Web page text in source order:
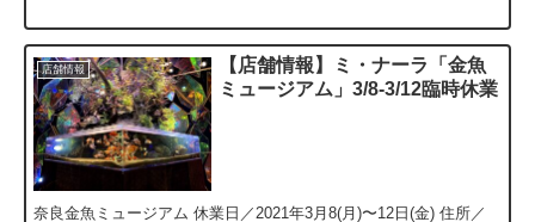
店舗情報
【店舗情報】ミ・ナーラ「金魚
ミュージアム」3/8-3/12臨時休業
奈良金魚ミュージアム 休業日／2021年3月8(月)〜12日(金) 住所／